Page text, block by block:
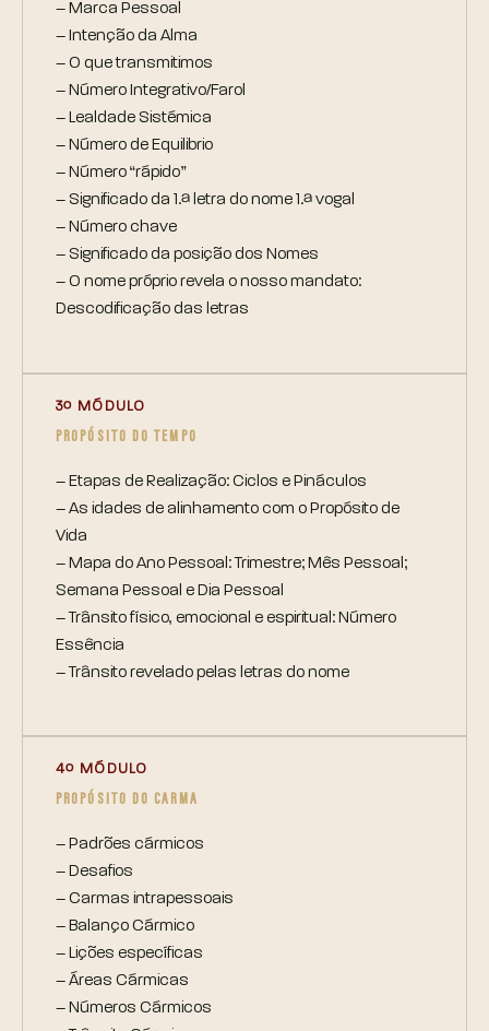
– Marca Pessoal
– Intenção da Alma
– O que transmitimos
– Número Integrativo/Farol
– Lealdade Sistémica
– Número de Equilibrio
– Número “rápido”
– Significado da 1.ª letra do nome 1.ª vogal
– Número chave
– Significado da posição dos Nomes
– O nome próprio revela o nosso mandato:
Descodificação das letras
3º MÓDULO
PROPÓSITO DO TEMPO
– Etapas de Realização: Ciclos e Pináculos
– As idades de alinhamento com o Propósito de
Vida
– Mapa do Ano Pessoal: Trimestre; Mês Pessoal;
Semana Pessoal e Dia Pessoal
– Trânsito físico, emocional e espiritual: Número
Essência
– Trânsito revelado pelas letras do nome
4º MÓDULO
PROPÓSITO DO CARMA
– Padrões cármicos
– Desafios
– Carmas intrapessoais
– Balanço Cármico
– Lições específicas
– Áreas Cármicas
– Números Cármicos